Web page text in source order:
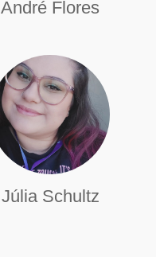
André Flores
Júlia Schultz